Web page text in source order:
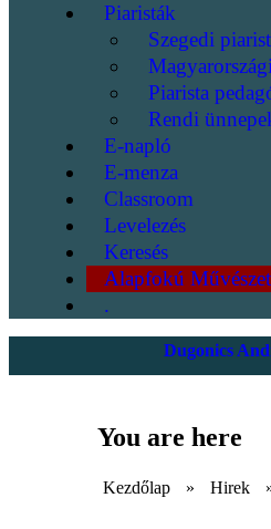
Piaristák
Szegedi
Piarista
Rendi
E-napló
E-menza
Classroom
Levelezés
Keresés
Alapfokú
.
Dugonics
You are here
Kezdőlap » Hirek